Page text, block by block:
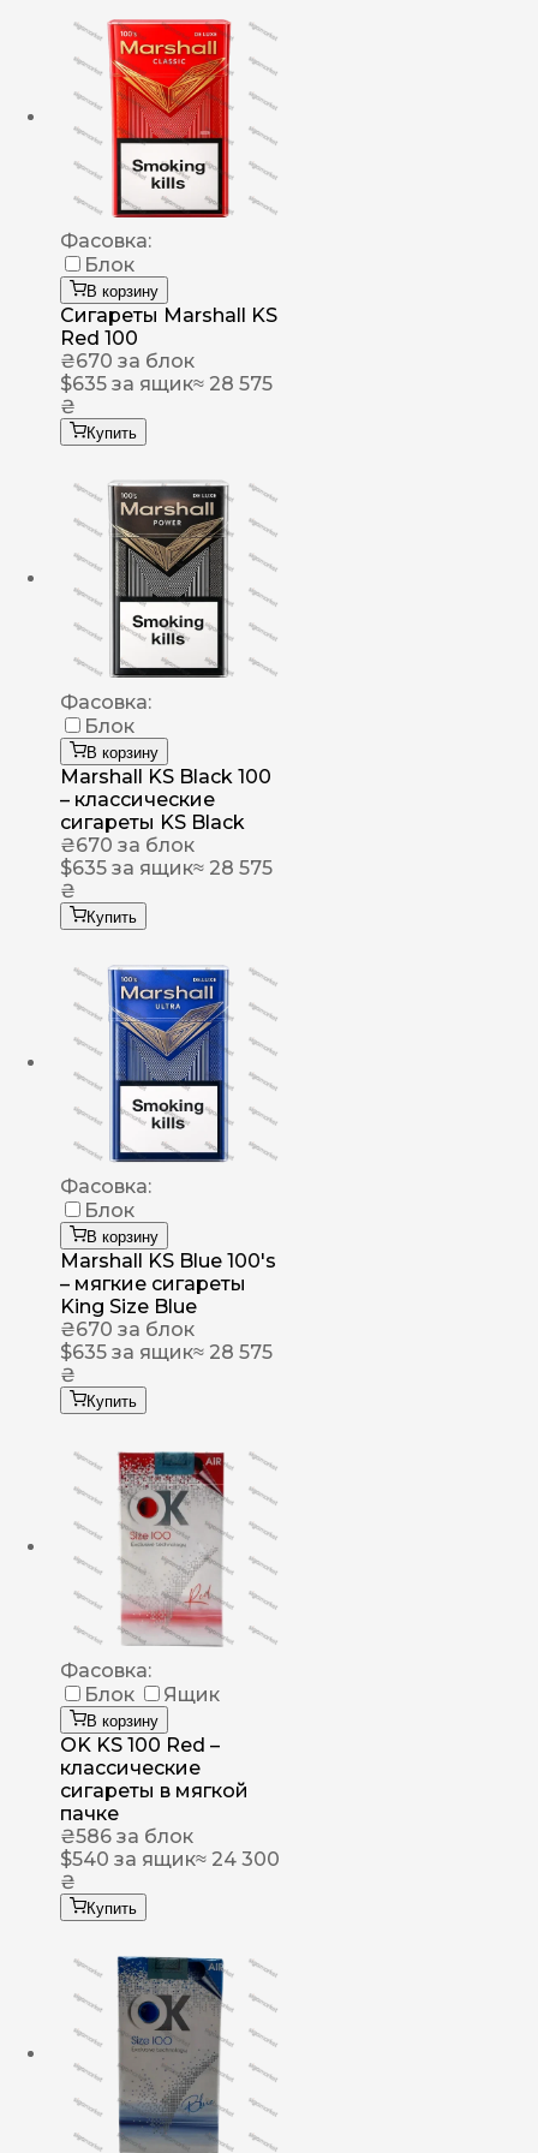
Фасовка:
Блок
В корзину
Сигареты Marshall KS
Red 100
₴670 за блок
$635 за ящик≈ 28 575
₴
Купить
Фасовка:
Блок
В корзину
Marshall KS Black 100
– классические
сигареты KS Black
₴670 за блок
$635 за ящик≈ 28 575
₴
Купить
Фасовка:
Блок
В корзину
Marshall KS Blue 100's
– мягкие сигареты
King Size Blue
₴670 за блок
$635 за ящик≈ 28 575
₴
Купить
Фасовка:
Блок
Ящик
В корзину
OK KS 100 Red –
классические
сигареты в мягкой
пачке
₴586 за блок
$540 за ящик≈ 24 300
₴
Купить